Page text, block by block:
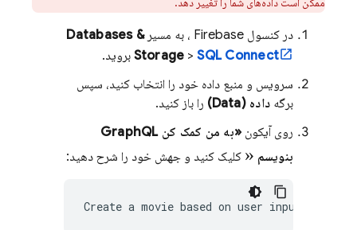
در کنسول Firebase ، به مسیرDatabases &
Storage >SQL Connect
بروید.
سرویس و منبع داده خود را انتخاب کنید، سپس
برگه داده (Data)
را باز کنید.
روی آیکون
«به من کمک کن GraphQL
بنویسم » کلیک کنید و جهش خود را شرح دهید:
Create a movie based on user